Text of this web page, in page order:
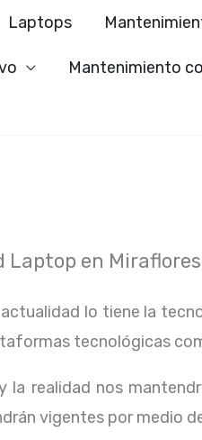
Laptops
Mantenimiento
Laptop en Miraflores
lo tiene la
tecnológicas
la realidad nos
vigentes por medio